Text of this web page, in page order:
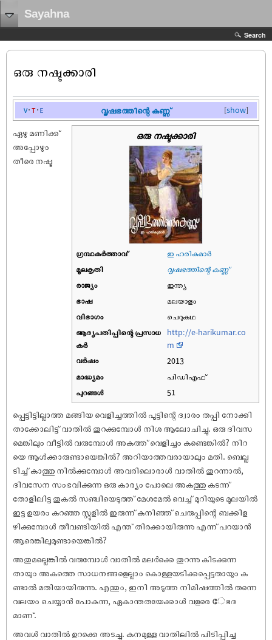
Sayahna
Search
ഒരു നഷ്ടക്കാരി
[show]
v t e വൃഷഭത്തിന്റെ കണ്ണ്
ഒരു നഷ്ടക്കാരി
ഗ്രന്ഥകർത്താവ്
ഇ ഹരികുമാര്‍
മൂലകൃതി
വൃഷഭത്തിന്റെ കണ്ണ്
രാജ്യം
ഇന്ത്യ
ഭാഷ
മലയാളം
വിഭാഗം
ചെറുകഥ
ആദ്യപതിപ്പിന്റെ പ്രസാധ
കര്‍
http://e-harikumar.co
m
വര്‍ഷം
2013
മാദ്ധ്യമം
പിഡിഎഫ്
പുറങ്ങള്‍
51
ഏഴു മണിക്ക്
അപ്പോഴും
തീരെ നഷ്ട
പ്പെട്ടിട്ടില്ലാത്ത മങ്ങിയ വെളിച്ചത്തിൽ പൂട്ടിന്റെ ദ്വാരം തപ്പി നോക്കി
താക്കോലിട്ട് വാതിൽ തുറക്കുമ്പോൾ നിശ ആലോചിച്ചു. ഒരു ദിവസ
മെങ്കിലും വീട്ടിൽ വരുമ്പോൾ അകത്ത് വെളിച്ചം കണ്ടെങ്കിൽ? നിറ
യെ ആൾക്കാരുണ്ടായെങ്കിൽ? അറിയാത്തവരായാലും മതി. ബെല്ല
ടിച്ച് കാത്തു നിൽക്കുമ്പോൾ അവരിലൊരാൾ വാതിൽ തുറന്നാൽ,
ദിവസേന സംഭവിക്കുന്ന ഒരു കാര്യം പോലെ അകത്തു കടന്ന്
തോളിലിട്ട തുകൽ സഞ്ചിയെടുത്ത് മേശമേൽ വെച്ച് മുറിയുടെ മൂലയിൽ
ഇട്ട ഉയരം കുറഞ്ഞ സ്റ്റൂളിൽ ഇരുന്ന് കുനിഞ്ഞ് ചെരുപ്പിന്റെ ബക്കിള
ഴിക്കുമ്പോൾ തീവണ്ടിയിൽ എന്ത് തിരക്കായിരുന്നു എന്ന് പറയാൻ
ആരെങ്കിലുമുണ്ടായെങ്കിൽ?
അതുമല്ലെങ്കിൽ വരുമ്പോൾ വാതിൽ മലർക്കെ തുറന്നു കിടക്കുന്ന
തായും അകത്തെ സാധനങ്ങളെല്ലാം കൊള്ളയടിക്കപ്പെട്ടതായും ക
ണ്ടാൽ മതിയായിരുന്നു. എന്തും, ഇനി അടുത്ത നിമിഷത്തിൽ തന്നെ
വലയം ചെയ്യാൻ പോകുന്ന, ഏകാന്തതയേക്കാൾ വളരെ േഭദ
മാണ്.
അവൾ വാതിൽ ഉറക്കെ അടച്ചു. കനമുള്ള വാതിലിൽ പിടിപ്പിച്ച